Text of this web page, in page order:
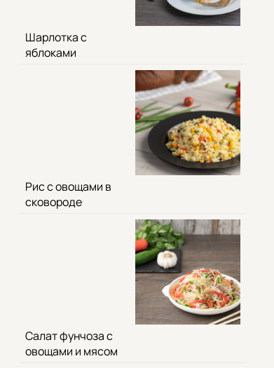
Шарлотка с
яблоками
Рис с овощами в
сковороде
Салат фунчоза с
овощами и мясом